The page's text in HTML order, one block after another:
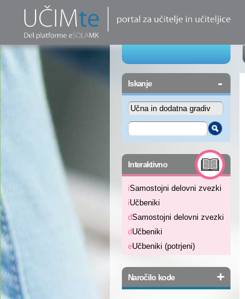
Iskanje -
Interaktivno -
iSamostojni delovni zvezki
iUčbeniki
dSamostojni delovni zvezki
dUčbeniki
eUčbeniki (potrjeni)
Naročilo kode +